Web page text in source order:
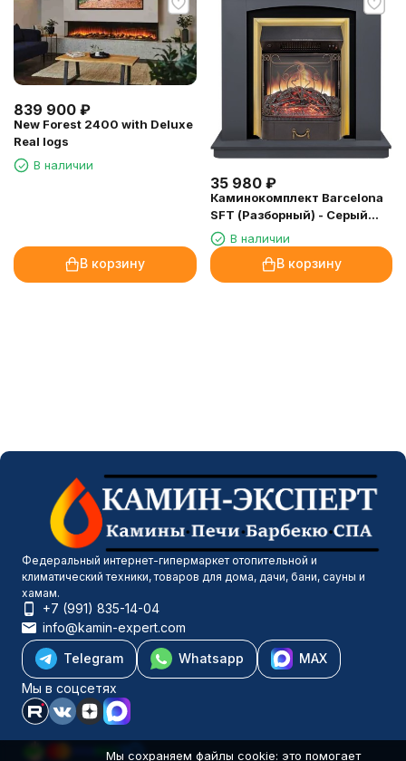
839 900 ₽
New Forest 2400 with Deluxe
Real logs
В наличии
В корзину
35 980 ₽
Каминокомплект Barcelona
SFT (Разборный) - Серый
графит с очагом Majestic FX
M Brass
В наличии
В корзину
Федеральный интернет-гипермаркет отопительной и
климатический техники, товаров для дома, дачи, бани, сауны и
хамам.
+7 (991) 835-14-04
info@kamin-expert.com
Telegram
Whatsapp
MAX
Мы в соцсетях
Мы сохраняем файлы cookie: это помогает